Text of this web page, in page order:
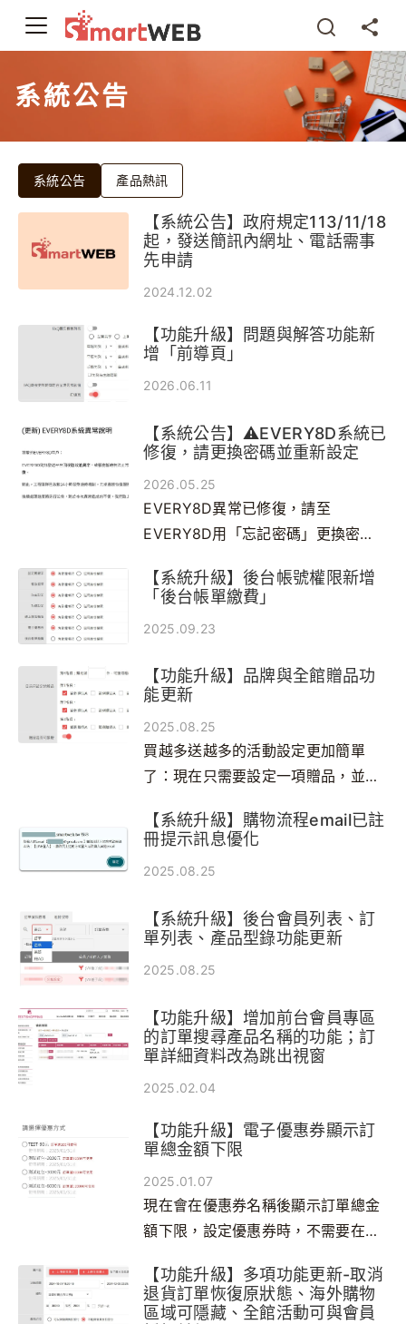
系統公告
系統公告 產品熱訊
【系統公告】政府規定113/11/18
起，發送簡訊內網址、電話需事
先申請
2024.12.02
【功能升級】問題與解答功能新
增「前導頁」
2026.06.11
【系統公告】⚠️EVERY8D系統已
修復，請更換密碼並重新設定
EVERY8D異常已修復，請至
EVERY8D用「忘記密碼」更換密
2026.05.25
【系統升級】後台帳號權限新增
「後台帳單繳費」
2025.09.23
【功能升級】品牌與全館贈品功
能更新
買越多送越多的活動設定更加簡單
了：現在只需要設定一項贈品，並開
2025.08.25
【系統升級】購物流程email已註
冊提示訊息優化
2025.08.25
【系統升級】後台會員列表、訂
單列表、產品型錄功能更新
2025.08.25
【功能升級】增加前台會員專區
的訂單搜尋產品名稱的功能；訂
單詳細資料改為跳出視窗
2025.02.04
【功能升級】電子優惠券顯示訂
單總金額下限
現在會在優惠券名稱後顯示訂單總金
額下限，設定優惠券時，不需要在名
2025.01.07
【功能升級】多項功能更新-取消
退貨訂單恢復原狀態、海外購物
區域可隱藏、全館活動可與會員